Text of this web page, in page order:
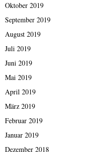
Oktober 2019
September 2019
August 2019
Juli 2019
Juni 2019
Mai 2019
April 2019
März 2019
Februar 2019
Januar 2019
Dezember 2018